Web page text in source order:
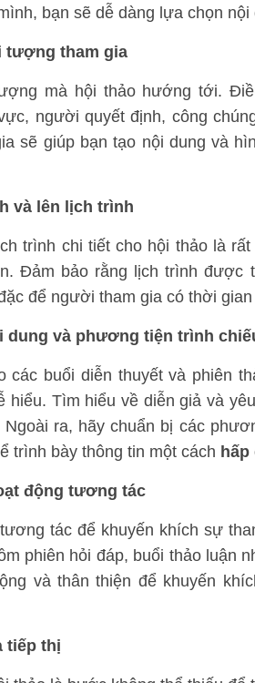
bạn sẽ dễ dàng lựa chọn
tượng tham gia
mà hội thảo hướng tới.
người quyết định, công
sẽ giúp bạn tạo nội dung và
và lên lịch trình
trình chi tiết cho hội thảo là
Đảm bảo rằng lịch trình được
để người tham gia có thời
dung và phương tiện trình
các buổi diễn thuyết và phiên
hiểu. Tìm hiểu về diễn giả và
ra, hãy chuẩn bị các
trình bày thông tin một cách hấp
động tương tác
tác để khuyến khích sự
phiên hỏi đáp, buổi thảo luận
và thân thiện để khuyến
tiếp thị